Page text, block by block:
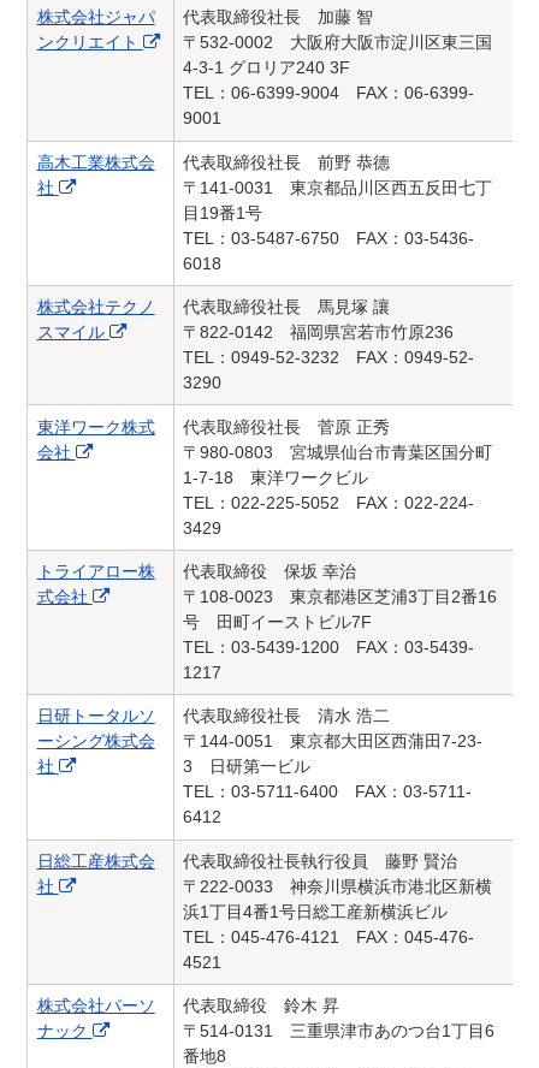
株式会社ジャパ
ンクリエイト
代表取締役社長 加藤 智
〒532-0002 大阪府大阪市淀川区東三国
4-3-1 グロリア240 3F
TEL：06-6399-9004 FAX：06-6399-
9001
高木工業株式会
社
代表取締役社長 前野 恭德
〒141-0031 東京都品川区西五反田七丁
目19番1号
TEL：03-5487-6750 FAX：03-5436-
6018
株式会社テクノ
スマイル
代表取締役社長 馬見塚 讓
〒822-0142 福岡県宮若市竹原236
TEL：0949-52-3232 FAX：0949-52-
3290
東洋ワーク株式
会社
代表取締役社長 菅原 正秀
〒980-0803 宮城県仙台市青葉区国分町
1-7-18 東洋ワークビル
TEL：022-225-5052 FAX：022-224-
3429
トライアロー株
式会社
代表取締役 保坂 幸治
〒108-0023 東京都港区芝浦3丁目2番16
号 田町イーストビル7F
TEL：03-5439-1200 FAX：03-5439-
1217
日研トータルソ
ーシング株式会
社
代表取締役社長 清水 浩二
〒144-0051 東京都大田区西蒲田7-23-
3 日研第一ビル
TEL：03-5711-6400 FAX：03-5711-
6412
日総工産株式会
社
代表取締役社長執行役員 藤野 賢治
〒222-0033 神奈川県横浜市港北区新横
浜1丁目4番1号日総工産新横浜ビル
TEL：045-476-4121 FAX：045-476-
4521
株式会社パーソ
ナック
代表取締役 鈴木 昇
〒514-0131 三重県津市あのつ台1丁目6
番地8